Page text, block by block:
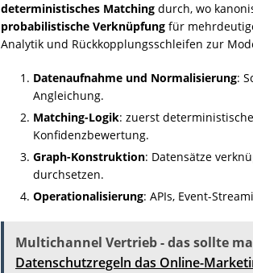
deterministisches Matchingdurch, wo
probabilistische Verknüpfungfür
Analytik und Rückkopplungsschleifen zur
Datenaufnahme und Normalisierung:
Angleichung.
Matching-Logik: zuerst
Konfidenzbewertung.
Graph-Konstruktion: Datensätze
durchsetzen.
Operationalisierung: APIs, Event-
Multichannel Vertrieb - das sollte
Datenschutzregeln das Online-